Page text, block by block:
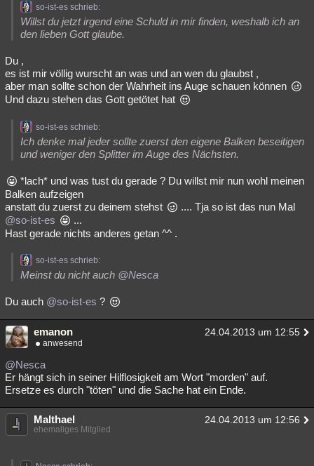
so-ist-es schrieb:
Willst du jetzt irgend eine Schuld in mir finden, weshalb ich an
den lieben Gott glaube.
Du ,
es ist mir völlig wurscht an was und an wen du glaubst ,
aber man sollte schon der Wahrheit ins Auge schauen können
Und dazu stehen das Gott getötet hat
so-ist-es schrieb:
Ich denke mal jeder sollte zuerst den eigene Balken beseitigen
und weniger den Splitter im Auge des Nächsten.
*lach* und was tust du gerade ? Du willst mir nun wohl meinen
Balken aufzeigen
anstatt du zuerst zu deinem stehst
.... Tja so ist das nun Mal
@so-ist-es
...
Hast gerade nichts anderes getan ^^ .
so-ist-es schrieb:
Meinst du nicht auch @Nesca
Du auch @so-ist-es ?
emanon 24.04.2013 um 12:55
anwesend
@Nesca
Er hängt sich in seiner Hilflosigkeit am Wort "morden" auf.
Ersetze es durch "töten" und die Sache hat ein Ende.
Malthael 24.04.2013 um 12:56
ehemaliges Mitglied